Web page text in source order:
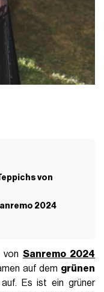
von
2024
von Sanremo 2024
auf dem grünen
Es ist ein grüner